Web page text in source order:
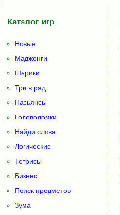
Каталог игр
Новые
Маджонги
Шарики
Три в ряд
Пасьянсы
Головоломки
Найди слова
Логические
Тетрисы
Бизнес
Поиск предметов
Зума